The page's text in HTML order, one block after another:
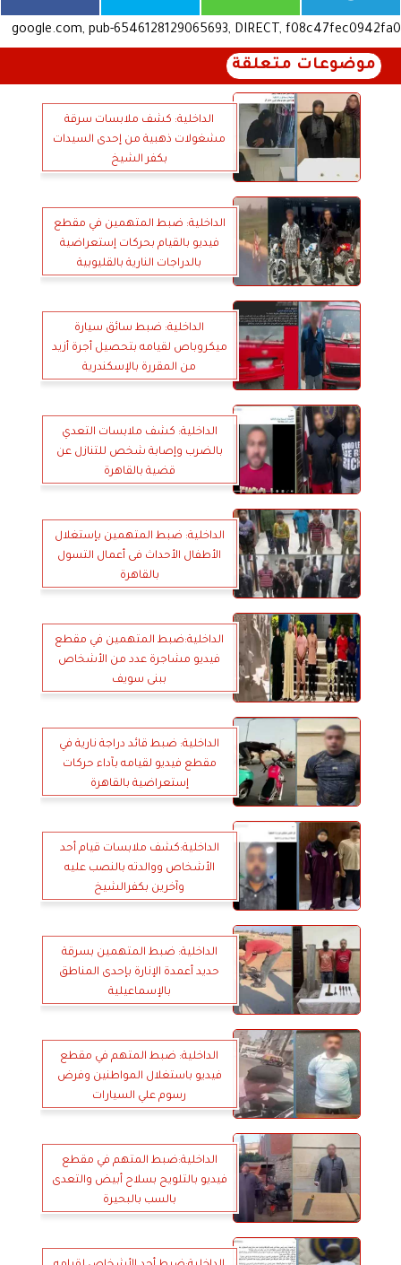
google.com, pub-6546128129065693, DIRECT, f08c47fec0942fa0
موضوعات متعلقة
الداخلية: كشف ملابسات سرقة
مشغولات ذهبية من إحدى السيدات
بكفر الشيخ
الداخلية: ضبط المتهمين في مقطع
فيديو بالقيام بحركات إستعراضية
بالدراجات النارية بالقليوبية
الداخلية: ضبط سائق سيارة
ميكروباص لقيامه بتحصيل أجرة أزيد
من المقررة بالإسكندرية
الداخلية: كشف ملابسات التعدي
بالضرب وإصابة شخص للتنازل عن
قضية بالقاهرة
الداخلية: ضبط المتهمين بإستغلال
الأطفال الأحداث فى أعمال التسول
بالقاهرة
الداخلية:ضبط المتهمين في مقطع
فيديو مشاجرة عدد من الأشخاص
ببنى سويف
الداخلية: ضبط قائد دراجة نارية في
مقطع فيديو لقيامه بآداء حركات
إستعراضية بالقاهرة
الداخلية:كشف ملابسات قيام أحد
الأشخاص ووالدته بالنصب عليه
وآخرين بكفرالشيخ
الداخلية: ضبط المتهمين بسرقة
حديد أعمدة الإنارة بإحدى المناطق
بالإسماعيلية
الداخلية: ضبط المتهم في مقطع
فيديو باستغلال المواطنين وفرض
رسوم علي السيارات
الداخلية:ضبط المتهم في مقطع
فيديو بالتلويح بسلاح أبيض والتعدى
بالسب بالبحيرة